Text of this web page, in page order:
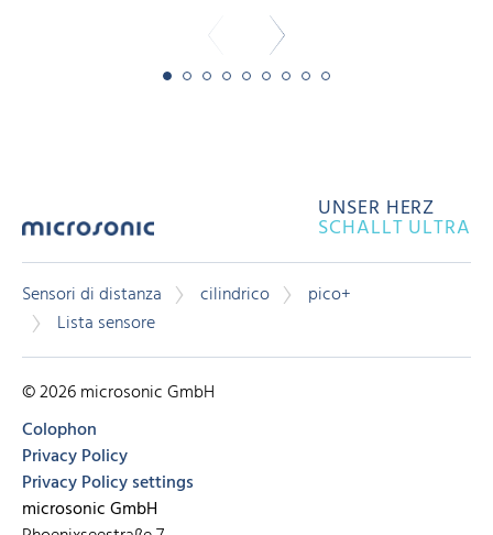
UNSER HERZ
SCHALLT ULTRA
Sensori di distanza cilindrico
pico+
Lista sensore
© 2026 microsonic GmbH
Colophon
Privacy Policy
Privacy Policy settings
microsonic GmbH